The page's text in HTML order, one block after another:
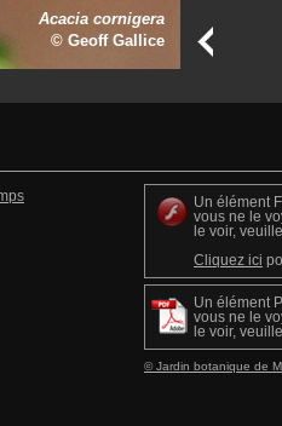
Acacia cornigera
© Geoff Gallice
Un élément
vous ne le
le voir,
Cliquez ici
Un élément
vous ne le
le voir,
© Jardin botanique de